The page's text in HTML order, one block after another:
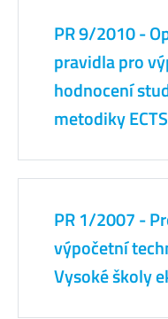
PR 9/2010 -
pravidla pro
hodnocení
metodiky ECTS
PR 1/2007 -
výpočetní
Vysoké školy